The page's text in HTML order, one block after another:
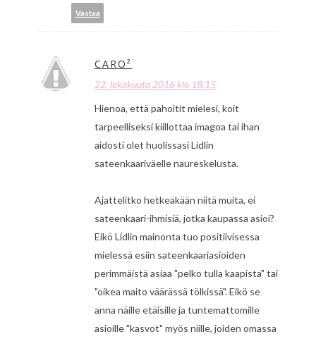
Vastaa
CARO²
22. lokakuuta 2016 klo 18.15
Hienoa, että pahoitit mielesi, koit
tarpeelliseksi kiillottaa imagoa tai ihan
aidosti olet huolissasi Lidlin
sateenkaariväelle naureskelusta.
Ajattelitko hetkeäkään niitä muita, ei
sateenkaari-ihmisiä, jotka kaupassa asioi?
Eikö Lidlin mainonta tuo positiivisessa
mielessä esiin sateenkaariasioiden
perimmäistä asiaa "pelko tulla kaapista" tai
"oikea maito väärässä tölkissä". Eikö se
anna näille etäisille ja tuntemattomille
asioille "kasvot" myös niille, joiden omassa